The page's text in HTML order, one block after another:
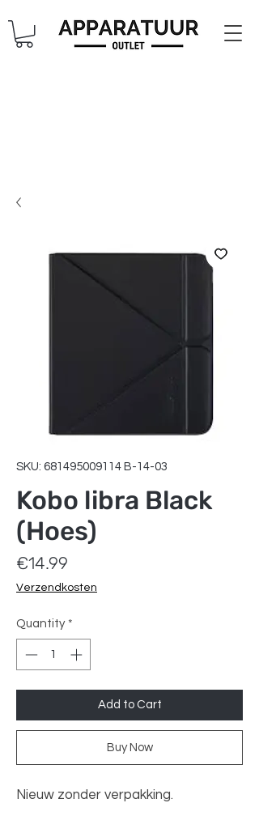
SKU: 681495009114 B-14-03
Kobo libra Black
(Hoes)
€14.99
Verzendkosten
Quantity *
Add to Cart
Buy Now
Nieuw zonder verpakking.